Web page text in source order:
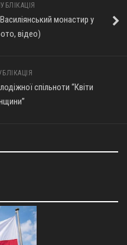
монастир у
відео)
спільноти “Квіти